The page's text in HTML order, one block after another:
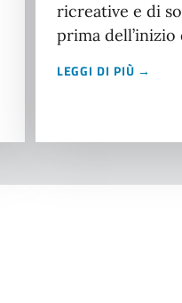
ricreative e di
prima
LEGGI DI PIÙ →